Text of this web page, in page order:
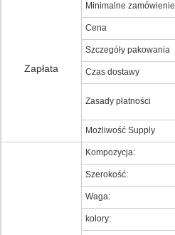
Zapłata
Minimalne zamówienie
Cena
Szczegóły pakowania
Czas dostawy
Zasady płatności
Możliwość Supply
Kompozycja:
Szerokość:
Waga:
kolory: